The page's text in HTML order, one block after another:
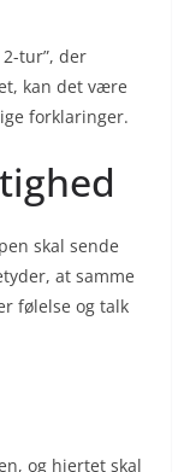
tur”, der
kan det være
forklaringer.
skal sende
at samme
følelse og talk
og hjertet skal